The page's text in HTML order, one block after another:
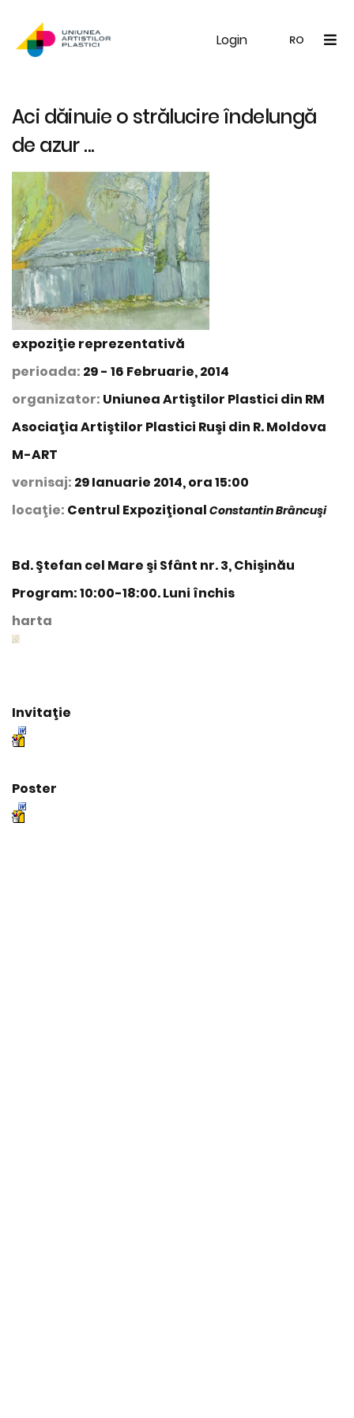
Login RO
EN
UAP Galerie Noutăți
Aci dăinuie o strălucire îndelungă
de azur ...
expoziţie reprezentativă
perioada: 29 - 16 Februarie, 2014
organizator: Uniunea Artiştilor Plastici din RM
Asociaţia Artiştilor Plastici Ruşi din R. Moldova
M-ART
vernisaj: 29 Ianuarie 2014, ora 15:00
locaţie: Centrul Expoziţional Constantin Brâncuşi
Bd. Ştefan cel Mare şi Sfânt nr. 3, Chişinău
Program: 10:00-18:00. Luni închis
harta
Invitaţie
Poster